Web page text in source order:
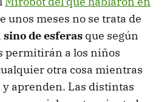
unos meses no se trata de
sino de esferas que según
permitirán a los niños
otra cosa mientras
aprenden. Las distintas